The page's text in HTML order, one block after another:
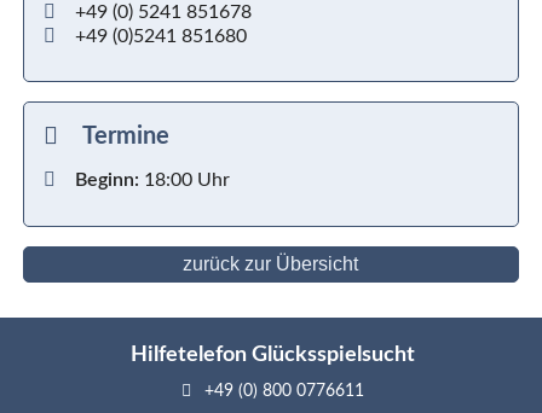
+49 (0) 5241 851678
+49 (0)5241 851680
Termine
Beginn: 18:00 Uhr
zurück zur Übersicht
Hilfetelefon Glücksspielsucht
+49 (0) 800 0776611